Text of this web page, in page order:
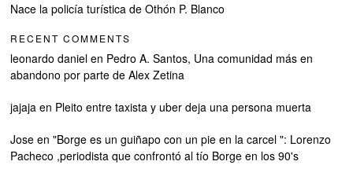
Nace la policía turística de Othón P. Blanco
RECENT COMMENTS
leonardo daniel en Pedro A. Santos, Una comunidad más en
abandono por parte de Alex Zetina
jajaja en Pleito entre taxista y uber deja una persona muerta
Jose en"Borge es un guiñapo con un pie en la carcel ": Lorenzo
Pacheco ,periodista que confrontó al tío Borge en los 90's